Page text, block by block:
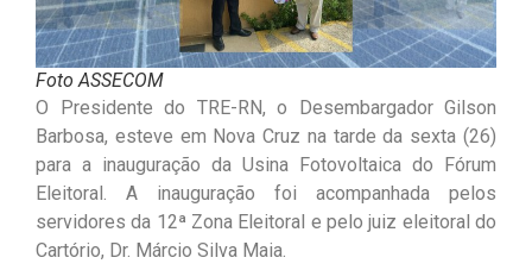
Foto ASSECOM
O Presidente do TRE-RN, o Desembargador Gilson
Barbosa, esteve em Nova Cruz na tarde da sexta (26)
para a inauguração da Usina Fotovoltaica do Fórum
Eleitoral. A inauguração foi acompanhada pelos
servidores da 12ª Zona Eleitoral e pelo juiz eleitoral do
Cartório, Dr. Márcio Silva Maia.